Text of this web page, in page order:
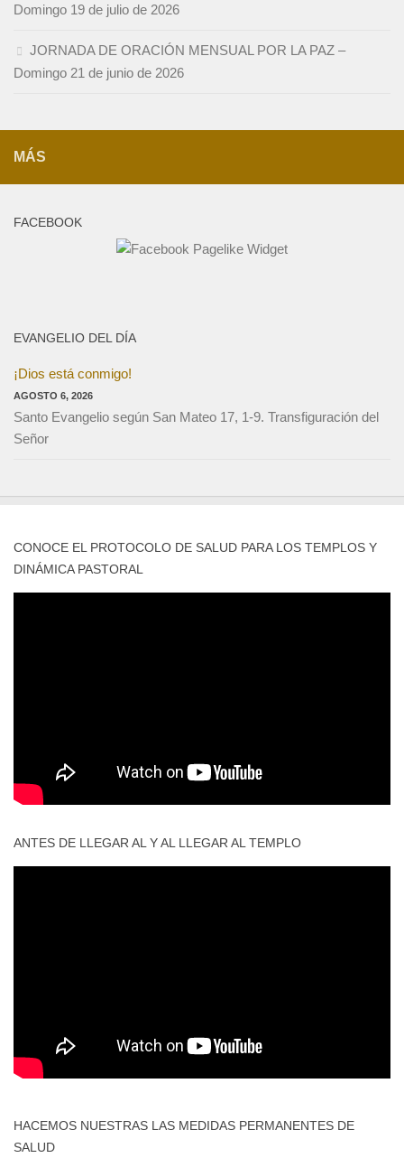
Domingo 19 de julio de 2026
JORNADA DE ORACIÓN MENSUAL POR LA PAZ –
Domingo 21 de junio de 2026
MÁS
FACEBOOK
EVANGELIO DEL DÍA
¡Dios está conmigo!
AGOSTO 6, 2026
Santo Evangelio según San Mateo 17, 1-9. Transfiguración del
Señor
CONOCE EL PROTOCOLO DE SALUD PARA LOS TEMPLOS Y
DINÁMICA PASTORAL
ANTES DE LLEGAR AL Y AL LLEGAR AL TEMPLO
HACEMOS NUESTRAS LAS MEDIDAS PERMANENTES DE
SALUD